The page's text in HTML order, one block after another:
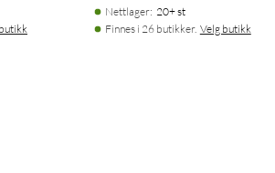
Nettlager: 20+ st
Finnes i 26 butikker. Velg butikk